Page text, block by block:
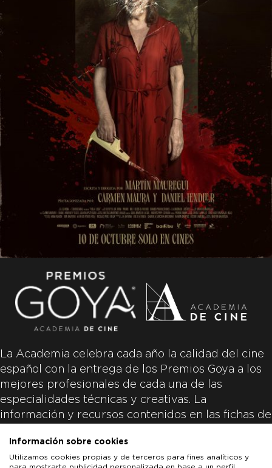
La Academia celebra cada año la calidad del cine
español con la entrega de los Premios Goya a los
mejores profesionales de cada una de las
especialidades técnicas y creativas. La
información y recursos contenidos en las fichas de
productoras de las películas y responsabilidad
única y exclusiva de las mismas.
Información sobre cookies
Utilizamos cookies propias y de terceros para fines analíticos y